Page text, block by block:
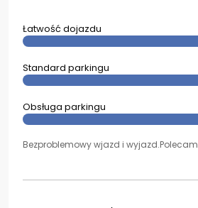
Łatwość dojazdu
Standard parkingu
Obsługa parkingu
Bezproblemowy wjazd i wyjazd.Polecam